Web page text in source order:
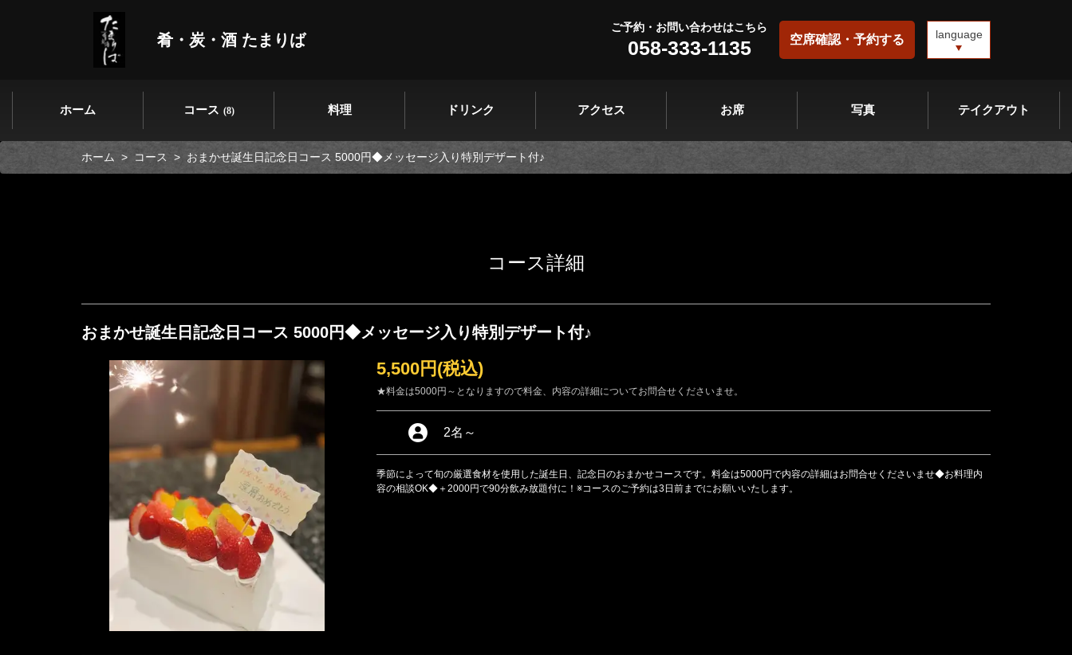
肴・炭・酒 たまりば
ご予約・お問い合わせはこちら
058-333-1135 空席確認・予約する language
ホーム コース (8) 料理 ドリンク アクセス お席 写真 テイクアウト
ホーム コース おまかせ誕生日記念日コース 5000円◆メッセージ入り特別デザート付♪
コース詳細
おまかせ誕生日記念日コース 5000円◆メッセージ入り特別デザート付♪
5,500円 (税込)
★料金は5000円～となりますので料金、内容の詳細についてお問合せくださいませ。
2名 ～
季節によって旬の厳選食材を使用した誕生日、記念日のおまかせコースです。料金は5000円で内容の詳細はお問合せくださいませ◆お料理内
容の相談OK◆＋2000円で90分飲み放題付に！※コースのご予約は3日前までにお願いいたします。